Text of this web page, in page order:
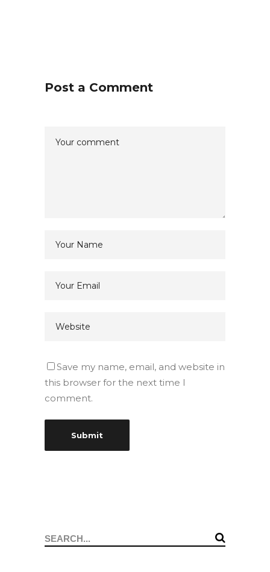
Post a Comment
Save my name, email, and website in
this browser for the next time I
comment.
Search